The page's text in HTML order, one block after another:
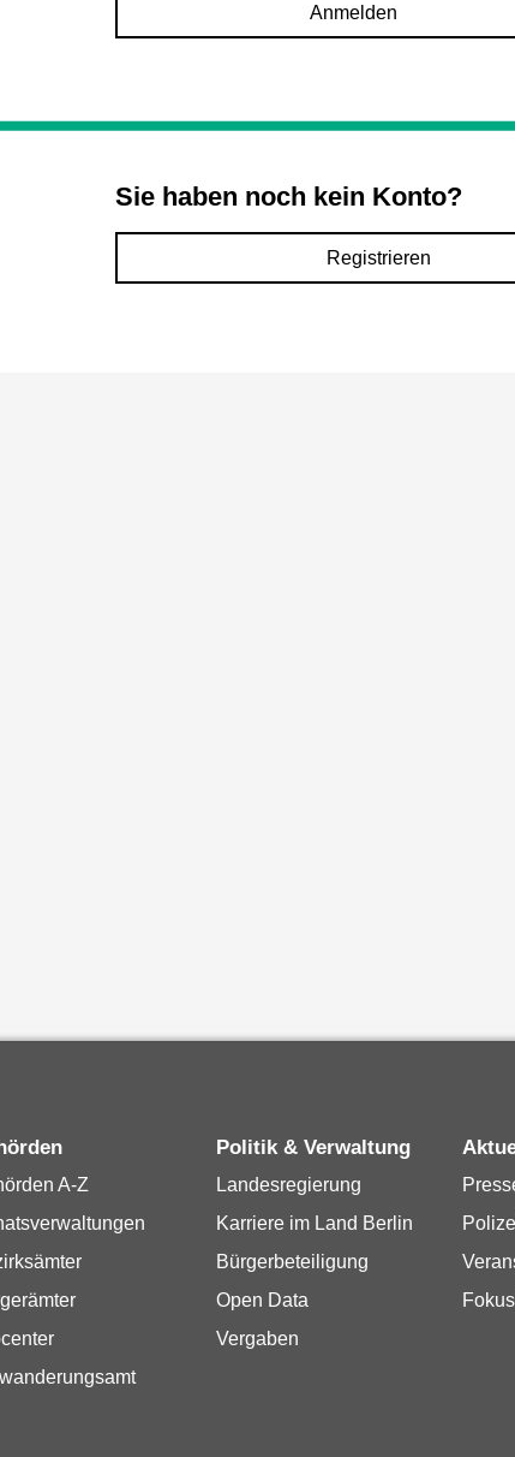
Anmelden
Sie haben noch kein Konto?
Registrieren
A-Z
Politik & Verwaltung
Landesregierung
Karriere im Land Berlin
Bürgerbeteiligung
Open Data
Vergaben